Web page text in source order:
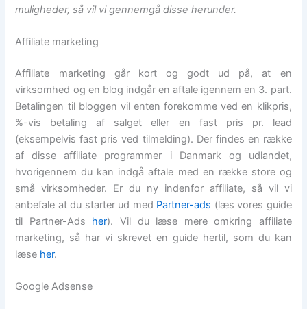
muligheder, så vil vi gennemgå disse herunder.
Affiliate marketing
Affiliate marketing går kort og godt ud på, at en
virksomhed og en blog indgår en aftale igennem en 3. part.
Betalingen til bloggen vil enten forekomme ved en klikpris,
%-vis betaling af salget eller en fast pris pr. lead
(eksempelvis fast pris ved tilmelding). Der findes en række
af disse affiliate programmer i Danmark og udlandet,
hvorigennem du kan indgå aftale med en række store og
små virksomheder. Er du ny indenfor affiliate, så vil vi
anbefale at du starter ud med Partner-ads (læs vores guide
til Partner-Ads her). Vil du læse mere omkring affiliate
marketing, så har vi skrevet en guide hertil, som du kan
læse her.
Google Adsense